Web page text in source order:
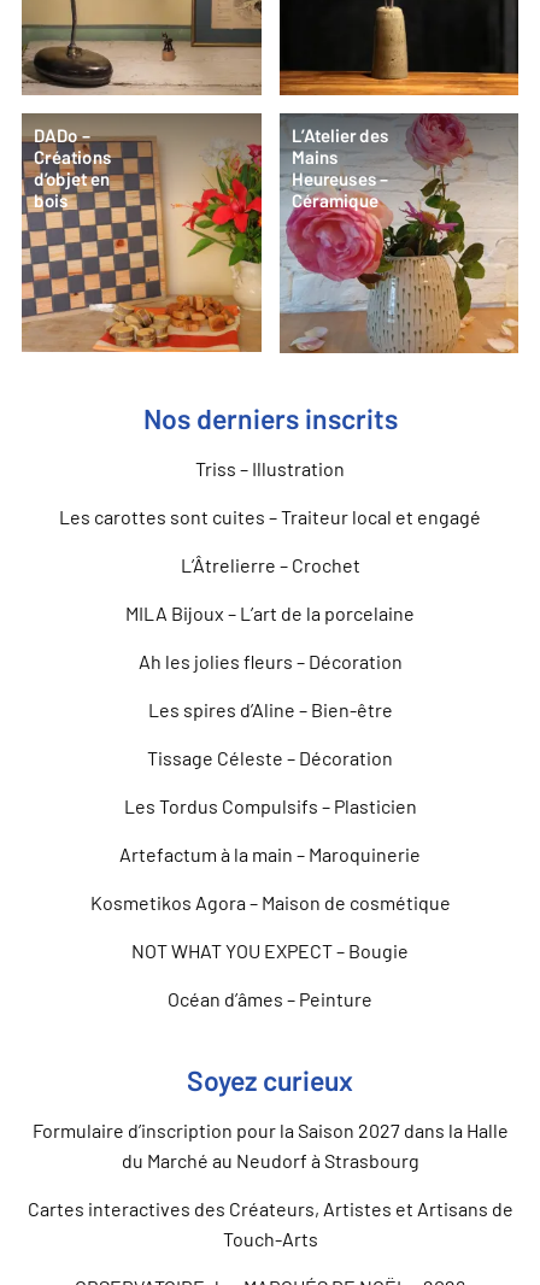
DADo –
Créations
d’objet en
bois
L’Atelier des
Mains
Heureuses –
Céramique
Nos derniers inscrits
Triss – Illustration
Les carottes sont cuites – Traiteur local et engagé
L’Âtrelierre – Crochet
MILA Bijoux – L’art de la porcelaine
Ah les jolies fleurs – Décoration
Les spires d’Aline – Bien-être
Tissage Céleste – Décoration
Les Tordus Compulsifs – Plasticien
Artefactum à la main – Maroquinerie
Kosmetikos Agora – Maison de cosmétique
NOT WHAT YOU EXPECT – Bougie
Océan d’âmes – Peinture
Soyez curieux
Formulaire d’inscription pour la Saison 2027 dans la Halle
du Marché au Neudorf à Strasbourg
Cartes interactives des Créateurs, Artistes et Artisans de
Touch-Arts